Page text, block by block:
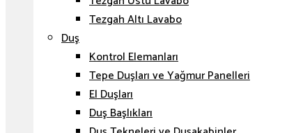
Tezgah Altı Lavabo
Duş
Kontrol Elemanları
Tepe Duşları ve Yağmur Panelleri
El Duşları
Duş Başlıkları